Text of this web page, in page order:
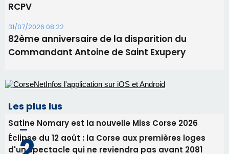
Les plus lus
Satine Nomary est la nouvelle Miss Corse 2026
Éclipse du 12 août : la Corse aux premières loges
d'un spectacle qui ne reviendra pas avant 2081
profiter pleinement du spectacle ?
consommation en recul dans les restaurants
La gendarmerie alerte les restaurateurs corses
face à une nouvelle escroquerie au faux vendeur de
vin